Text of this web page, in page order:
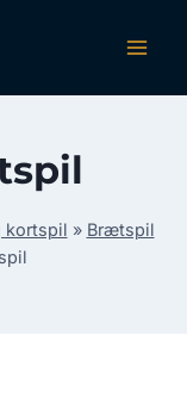
kortspil » Brætspil